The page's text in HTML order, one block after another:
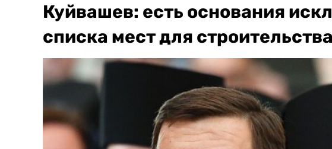
Куйвашев: есть основания
списка мест для